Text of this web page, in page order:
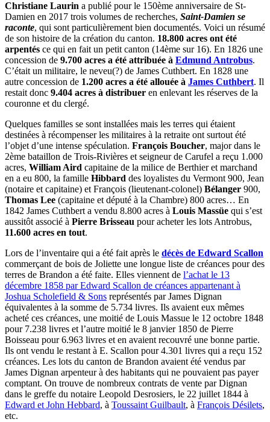
Christiane Laurin a publié pour le 150ème anniversaire de St-
Damien en 2017 trois volumes de recherches, Saint-Damien se
raconte, qui sont particulièrement bien documentés. Voici un résumé
de son histoire de la création du canton. 18.800 acres ont été
arpentés ce qui en fait un petit canton (14ème sur 16). En 1826 une
concession de 9.700 acres a été attribuée à Edmund Antrobus.
C’était un militaire, le neveu(?) de James Cuthbert. En 1828 une
autre concession de 1.200 acres a été allouée à James Cuthbert. Il
restait donc 9.404 acres à distribuer en enlevant les réserves de la
couronne et du clergé.
Quelques familles se sont installées mais les terres qui étaient
destinées à récompenser les militaires à la retraite ont surtout été
l’objet d’une intense spéculation. François Boucher, major dans le
2ème bataillon de Trois-Rivières et seigneur de Carufel a reçu 1.000
acres, William Aird capitaine de la milice de Berthier et marchand
en a eu 800, la famille Hibbard des loyalistes du Vermont 900, Jean
(notaire et capitaine) et François (lieutenant-colonel) Bélanger 900,
Thomas Lee (capitaine et député à la Chambre) 800 acres… En
1842 James Cuthbert a vendu 8.800 acres à Louis Massüe qui s’est
aussitôt associé à Pierre Brisseau pour acheter les lots Antrobus,
11.600 acres en tout.
Lors de l’inventaire qui a été fait après le décès de Edward Scallon
commerçant de bois de Joliette une longue liste de créances pour des
terres de Brandon a été faite. Elles viennent de l’achat le 13
décembre 1858 par Edward Scallon de créances appartenant à
Joshua Scholefield & Sons représentés par James Dignan
équivalentes à la somme de 5.734 livres. Ils avaient eux mêmes
acheté ces créances, une moitié de Louis Massue le 12 octobre 1848
pour 7.238 livres et l’autre moitié le 8 janvier 1850 de Pierre
Boisseau pour 6.963 livres et en avaient recouvré une bonne partie.
Ils ont vendu le restant à E. Scallon pour 4.301 livres qui a reçu 152
créances. Les lots du canton de Brandon avaient été vendus par
James Dignan arpenteur à des habitants qui ne pouvaient pas payer
comptant. On trouve de nombreux contrats de vente par Dignan
dans le greffe du notaire Leopold Desrosiers, le 22 juillet 1844 à
Edward et John Hebbard, à Toussaint Guilbault, à François Désilets,
etc.